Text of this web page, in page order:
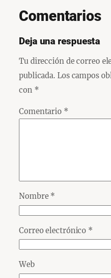
Comentarios
Deja una respuesta
Tu dirección de correo
publicada. Los campos
con *
Comentario *
Nombre *
Correo electrónico *
Web